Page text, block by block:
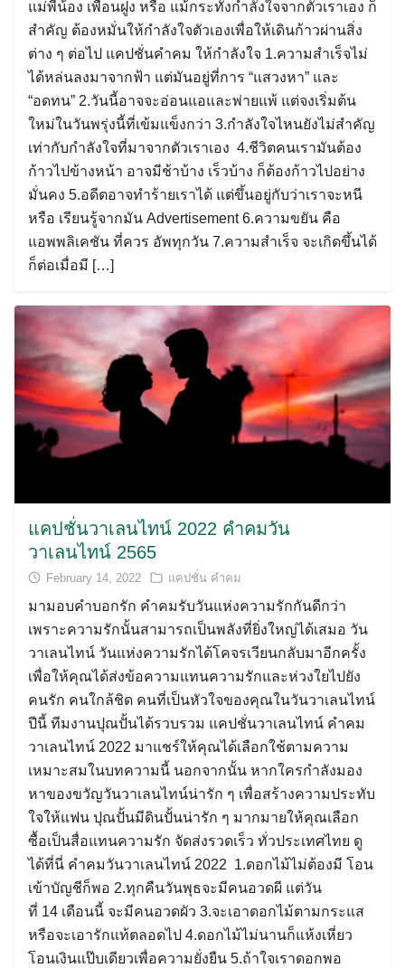
แม่พี่น้อง เพื่อนฝูง หรือ แม้กระทั่งกำลังใจจากตัวเราเอง ก็
สำคัญ ต้องหมั่นให้กำลังใจตัวเองเพื่อให้เดินก้าวผ่านสิ่ง
ต่าง ๆ ต่อไป แคปชั่นคำคม ให้กำลังใจ 1.ความสำเร็จไม่
ได้หล่นลงมาจากฟ้า แต่มันอยู่ที่การ “แสวงหา” และ
“อดทน” 2.วันนี้อาจจะอ่อนแอและพ่ายแพ้ แต่จงเริ่มต้น
ใหม่ในวันพรุ่งนี้ที่เข้มแข็งกว่า 3.กำลังใจไหนยังไม่สำคัญ
เท่ากับกำลังใจที่มาจากตัวเราเอง 4.ชีวิตคนเรามันต้อง
ก้าวไปข้างหน้า อาจมีช้าบ้าง เร็วบ้าง ก็ต้องก้าวไปอย่าง
มั่นคง 5.อดีตอาจทำร้ายเราได้ แต่ขึ้นอยู่กับว่าเราจะหนี
หรือ เรียนรู้จากมัน Advertisement 6.ความขยัน คือ
แอพพลิเคชัน ที่ควร อัพทุกวัน 7.ความสำเร็จ จะเกิดขึ้นได้
ก็ต่อเมื่อมี […]
แคปชั่นวาเลนไทน์ 2022 คำคมวัน
วาเลนไทน์ 2565
February 14, 2022 แคปชั่น คำคม
มามอบคำบอกรัก คำคมรับวันแห่งความรักกันดีกว่า
เพราะความรักนั้นสามารถเป็นพลังที่ยิ่งใหญ่ได้เสมอ วัน
วาเลนไทน์ วันแห่งความรักได้โคจรเวียนกลับมาอีกครั้ง
เพื่อให้คุณได้ส่งข้อความแทนความรักและห่วงใยไปยัง
คนรัก คนใกล้ชิด คนที่เป็นหัวใจของคุณในวันวาเลนไทน์
ปีนี้ ทีมงานปุณปั้นได้รวบรวม แคปชั่นวาเลนไทน์ คำคม
วาเลนไทน์ 2022 มาแชร์ให้คุณได้เลือกใช้ตามความ
เหมาะสมในบทความนี้ นอกจากนั้น หากใครกำลังมอง
หาของขวัญวันวาเลนไทน์น่ารัก ๆ เพื่อสร้างความประทับ
ใจให้แฟน ปุณปั้นมีดินปั้นน่ารัก ๆ มากมายให้คุณเลือก
ซื้อเป็นสื่อแทนความรัก จัดส่งรวดเร็ว ทั่วประเทศไทย ดู
ได้ที่นี่ คำคมวันวาเลนไทน์ 2022 1.ดอกไม้ไม่ต้องมี โอน
เข้าบัญชีก็พอ 2.ทุกคืนวันพุธจะมีคนอวดผี แต่วัน
ที่ 14 เดือนนี้ จะมีคนอวดผัว 3.จะเอาดอกไม้ตามกระแส
หรือจะเอารักแท้ตลอดไป 4.ดอกไม้ไม่นานก็แห้งเหี่ยว
โอนเงินแป๊บเดียวเพื่อความยั่งยืน 5.ถ้าใจเราดอกพอ